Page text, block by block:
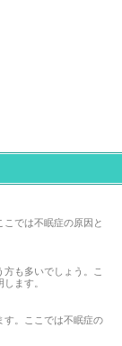
では不眠症の原因と
も多いでしょう。こ
ます。
す。ここでは不眠症の